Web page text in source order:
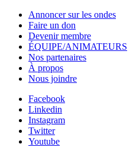
Annoncer sur les ondes
Faire un don
Devenir membre
ÉQUIPE/ANIMATEURS
Nos partenaires
À propos
Nous joindre
Facebook
Linkedin
Instagram
Twitter
Youtube